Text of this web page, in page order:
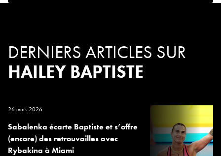
DERNIERS ARTICLES SUR
HAILEY BAPTISTE
26 mars 2026
Sabalenka écarte Baptiste et s’offre
(encore) des retrouvailles avec
Rybakina à Miami